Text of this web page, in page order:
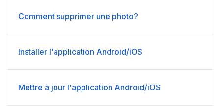
Comment supprimer une photo?
Installer l'application Android/iOS
Mettre à jour l'application Android/iOS